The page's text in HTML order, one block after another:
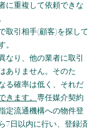
に重複して依頼できな
取引相手(顧客)を探して
。
なり、他の業者に取引
ありません。そのた
る確率は低く、それだ
きます。 専任媒介契約
定流通機構への物件登
7日以内に行い、登録済